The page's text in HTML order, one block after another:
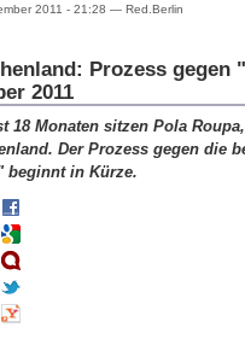
2011 - 21:28 — Red.Berlin
Prozess gegen
2011
18 Monaten sitzen Pola
Der Prozess gegen die
beginnt in Kürze.